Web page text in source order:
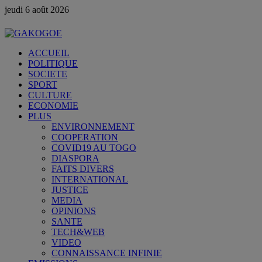
jeudi 6 août 2026
ACCUEIL
POLITIQUE
SOCIETE
SPORT
CULTURE
ECONOMIE
PLUS
ENVIRONNEMENT
COOPERATION
COVID19 AU TOGO
DIASPORA
FAITS DIVERS
INTERNATIONAL
JUSTICE
MEDIA
OPINIONS
SANTE
TECH&WEB
VIDEO
CONNAISSANCE INFINIE